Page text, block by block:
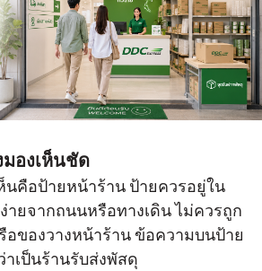
องเห็นชัด
นคือป้ายหน้าร้าน ป้ายควรอยู่ใน
ายจากถนนหรือทางเดิน ไม่ควรถูก
อของวางหน้าร้าน ข้อความบนป้าย
เป็นร้านรับส่งพัสดุ